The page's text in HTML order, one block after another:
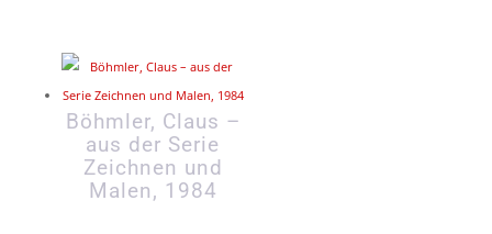
Böhmler, Claus –
aus der Serie
Zeichnen und
Malen, 1984